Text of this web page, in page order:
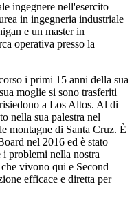
ingegnere nell'esercito
in ingegneria industriale
e un master in
operativa presso la
i primi 15 anni della sua
moglie si sono trasferiti
a Los Altos. Al di
nella sua palestra nel
montagne di Santa Cruz. È
nel 2016 ed è stato
i problemi nella nostra
vivono qui e Second
efficace e diretta per